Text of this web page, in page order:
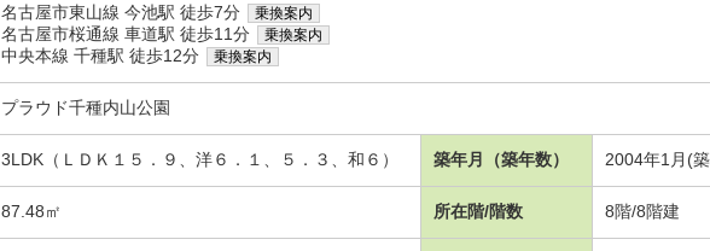
名古屋市東山線 今池駅 徒歩7分 乗換案内
名古屋市桜通線 車道駅 徒歩11分 乗換案内
中央本線 千種駅 徒歩12分 乗換案内
プラウド千種内山公園
3LDK（ＬＤＫ１５．９、洋６．１、５．３、和６） 築年月（築年数） 2004年1月(
87.48㎡ 所在階/階数 8階/8階建